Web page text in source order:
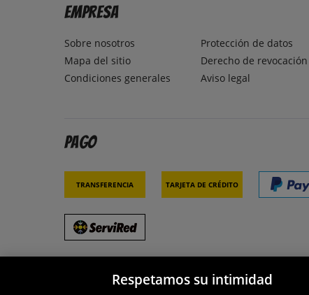
Empresa
Sobre nosotros
Mapa del sitio
Condiciones generales
Protección de datos
Derecho de revocación
Aviso legal
Pago
Transferencia Tarjeta de crédito
Respetamos su intimidad